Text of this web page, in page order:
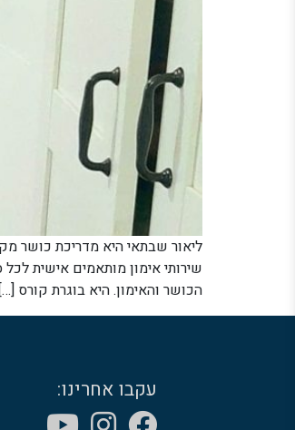
ליאור שבתאי היא מדריכת כושר
שירותי אימון מותאמים אישית
הכושר והאימון. היא בוגרת קורס […]
עקבו אחרינו: